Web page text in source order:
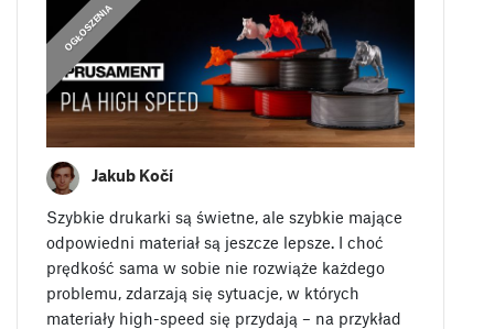
OGŁOSZENIA
OGŁOSZENIA
Jakub Kočí
Szybkie drukarki są świetne, ale szybkie mające
odpowiedni materiał są jeszcze lepsze. I choć
prędkość sama w sobie nie rozwiąże każdego
problemu, zdarzają się sytuacje, w których
materiały high-speed się przydają – na przykład